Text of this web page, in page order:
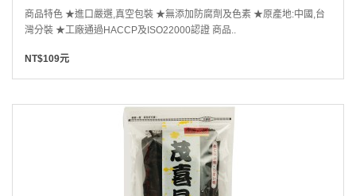
商品特色 ★進口嚴選,真空包裝 ★無添加防腐劑及色素 ★原產地:中國,台
灣分裝 ★工廠通過HACCP及ISO22000認證 商品..
NT$109元